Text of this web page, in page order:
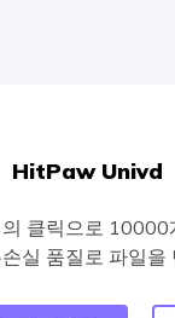
HitPaw Univd
클릭으로 10000
실 품질로 파일을